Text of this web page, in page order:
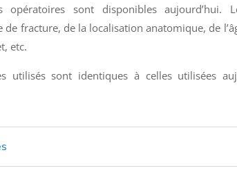
opératoires sont disponibles aujourd’hui.
fracture, de la localisation anatomique, de
etc.
utilisés sont identiques à celles utilisées